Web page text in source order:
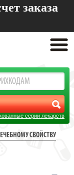
заказа
серии лекарств
СВОЙСТВУ